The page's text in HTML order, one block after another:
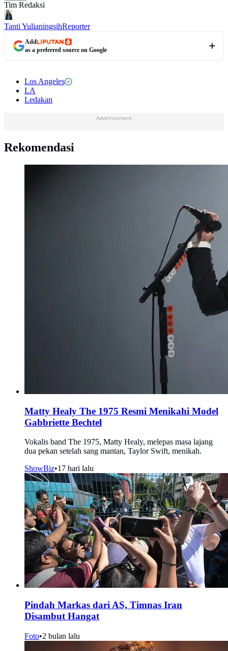
Tim Redaksi
Tanti YulianingsihReporter
Add
as a preferred source on Google
Los Angeles
LA
Ledakan
Advertisement
Rekomendasi
Matty Healy The 1975 Resmi Menikahi Model
Gabbriette Bechtel
Vokalis band The 1975, Matty Healy, melepas masa lajang
dua pekan setelah sang mantan, Taylor Swift, menikah.
ShowBiz•17 hari lalu
Pindah Markas dari AS, Timnas Iran
Disambut Hangat
Foto•2 bulan lalu